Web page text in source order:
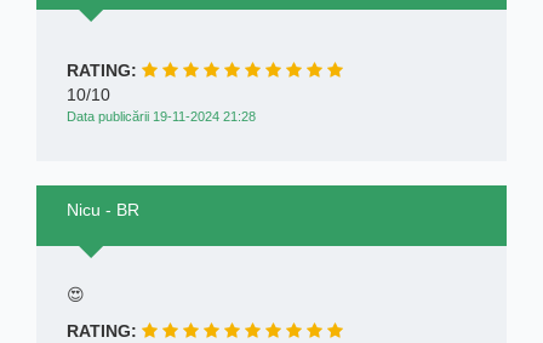
RATING:
10/10
Data publicării 19-11-2024 21:28
Nicu - BR
😍
RATING: